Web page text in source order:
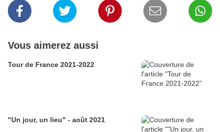
Vous aimerez aussi
Tour de France 2021-2022
"Un jour, un lieu" - août 2021